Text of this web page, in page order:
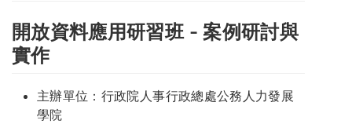
開放資料應用研習班 - 案例研討與
實作
主辦單位：行政院人事行政總處公務人力發展
學院